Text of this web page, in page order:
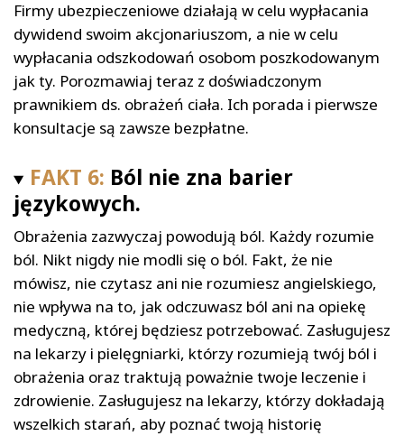
Firmy ubezpieczeniowe działają w celu wypłacania
dywidend swoim akcjonariuszom, a nie w celu
wypłacania odszkodowań osobom poszkodowanym
jak ty. Porozmawiaj teraz z doświadczonym
prawnikiem ds. obrażeń ciała. Ich porada i pierwsze
konsultacje są zawsze bezpłatne.
FAKT 6: Ból nie zna barier
językowych.
Obrażenia zazwyczaj powodują ból. Każdy rozumie
ból. Nikt nigdy nie modli się o ból. Fakt, że nie
mówisz, nie czytasz ani nie rozumiesz angielskiego,
nie wpływa na to, jak odczuwasz ból ani na opiekę
medyczną, której będziesz potrzebować. Zasługujesz
na lekarzy i pielęgniarki, którzy rozumieją twój ból i
obrażenia oraz traktują poważnie twoje leczenie i
zdrowienie. Zasługujesz na lekarzy, którzy dokładają
wszelkich starań, aby poznać twoją historię